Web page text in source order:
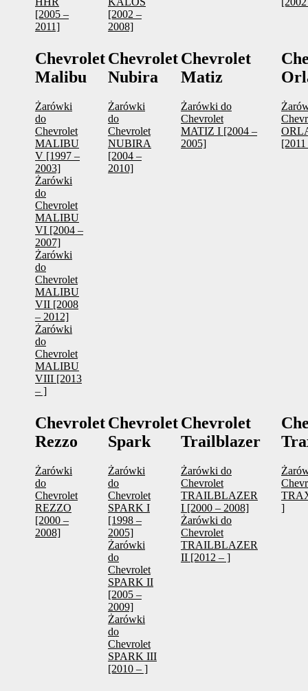
[2005 –
2011]
[2002 –
2008]
Chevrolet
Malibu
Żarówki
do
Chevrolet
MALIBU
V [1997 –
2003]
Żarówki
do
Chevrolet
MALIBU
VI [2004 –
2007]
Żarówki
do
Chevrolet
MALIBU
VII [2008
– 2012]
Żarówki
do
Chevrolet
MALIBU
VIII [2013
– ]
Chevrolet
Nubira
Żarówki
do
Chevrolet
NUBIRA
[2004 –
2010]
Chevrolet
Matiz
Żarówki do
Chevrolet
MATIZ I [2004 –
2005]
Chevrolet
Rezzo
Żarówki
do
Chevrolet
REZZO
[2000 –
2008]
Chevrolet
Spark
Żarówki
do
Chevrolet
SPARK I
[1998 –
2005]
Żarówki
do
Chevrolet
SPARK II
[2005 –
2009]
Żarówki
do
Chevrolet
SPARK III
[2010 – ]
Chevrolet
Trailblazer
Żarówki do
Chevrolet
TRAILBLAZER
I [2000 – 2008]
Żarówki do
Chevrolet
TRAILBLAZER
II [2012 – ]
]